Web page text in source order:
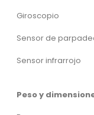
Giroscopio
Sensor de
Sensor infrarrojo
Peso y